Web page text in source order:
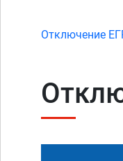
Отключение